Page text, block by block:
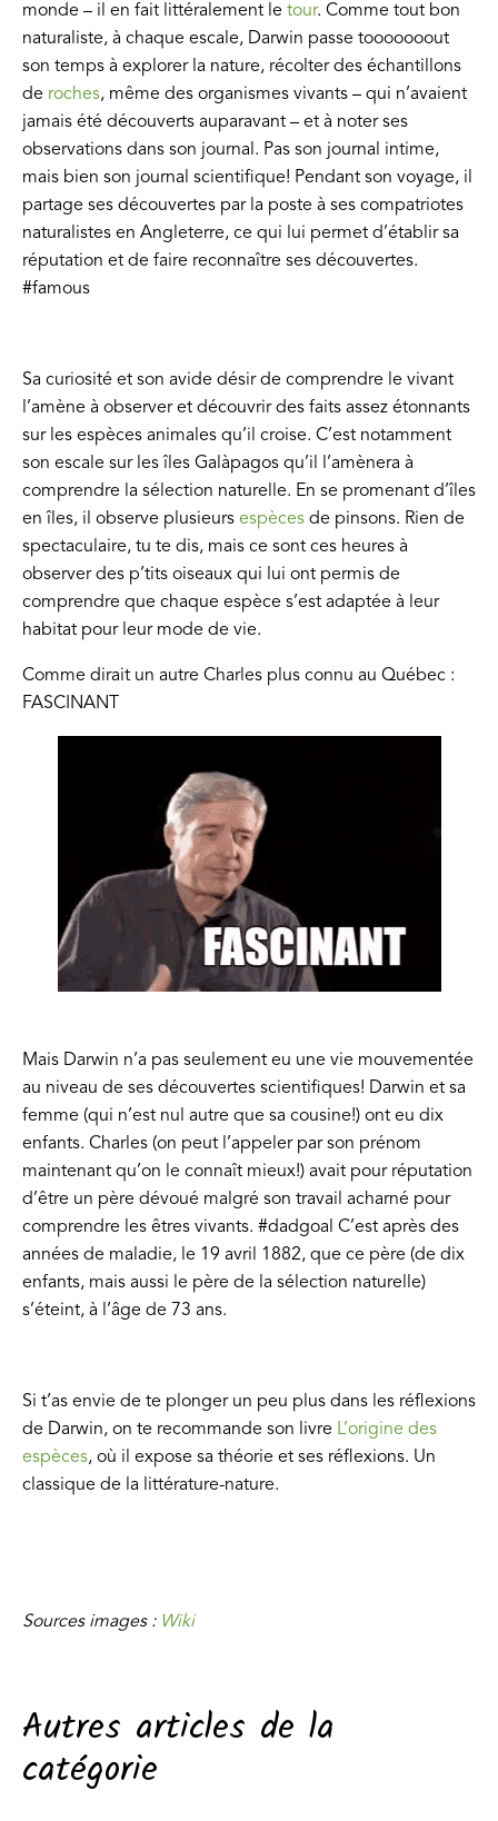
monde – il en fait littéralement le tour. Comme tout bon
naturaliste, à chaque escale, Darwin passe tooooooout
son temps à explorer la nature, récolter des échantillons
de roches, même des organismes vivants – qui n’avaient
jamais été découverts auparavant – et à noter ses
observations dans son journal. Pas son journal intime,
mais bien son journal scientifique! Pendant son voyage, il
partage ses découvertes par la poste à ses compatriotes
naturalistes en Angleterre, ce qui lui permet d’établir sa
réputation et de faire reconnaître ses découvertes.
#famous
Sa curiosité et son avide désir de comprendre le vivant
l’amène à observer et découvrir des faits assez étonnants
sur les espèces animales qu’il croise. C’est notamment
son escale sur les îles Galàpagos qu’il l’amènera à
comprendre la sélection naturelle. En se promenant d’îles
en îles, il observe plusieurs espèces de pinsons. Rien de
spectaculaire, tu te dis, mais ce sont ces heures à
observer des p’tits oiseaux qui lui ont permis de
comprendre que chaque espèce s’est adaptée à leur
habitat pour leur mode de vie.
Comme dirait un autre Charles plus connu au Québec :
FASCINANT
Mais Darwin n’a pas seulement eu une vie mouvementée
au niveau de ses découvertes scientifiques! Darwin et sa
femme (qui n’est nul autre que sa cousine!) ont eu dix
enfants. Charles (on peut l’appeler par son prénom
maintenant qu’on le connaît mieux!) avait pour réputation
d’être un père dévoué malgré son travail acharné pour
comprendre les êtres vivants. #dadgoal C’est après des
années de maladie, le 19 avril 1882, que ce père (de dix
enfants, mais aussi le père de la sélection naturelle)
s’éteint, à l’âge de 73 ans.
Si t’as envie de te plonger un peu plus dans les réflexions
de Darwin, on te recommande son livre L’origine des
espèces, où il expose sa théorie et ses réflexions. Un
classique de la littérature-nature.
Sources images : Wiki
Autres articles de la
catégorie